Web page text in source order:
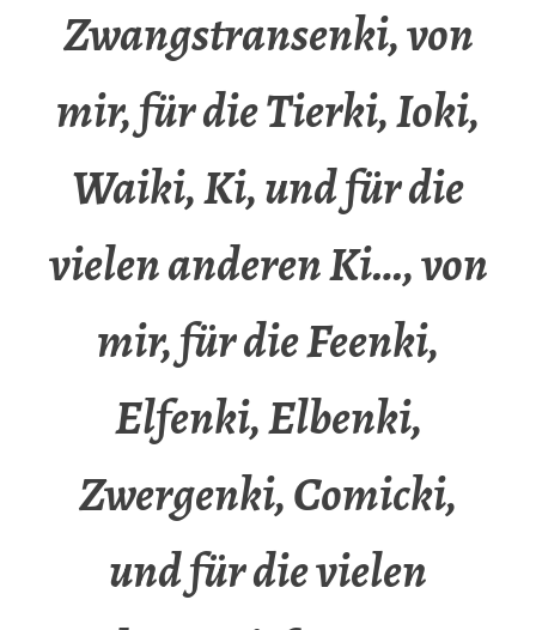
Zwangstransenki, von
mir, für die Tierki, Ioki,
Waiki, Ki, und für die
vielen anderen Ki…, von
mir, für die Feenki,
Elfenki, Elbenki,
Zwergenki, Comicki,
und für die vielen